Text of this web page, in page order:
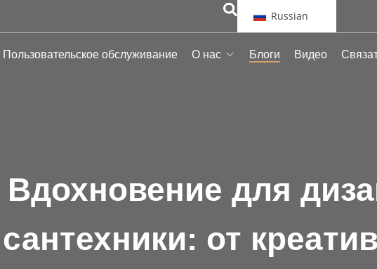
Russian
Пользовательское обслуживание О нас Блоги Видео
Вдохновение для
сантехники: от